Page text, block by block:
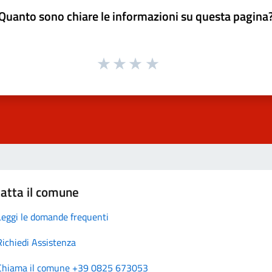
sono chiare le informazioni su questa
il comune
le domande frequenti
Assistenza
il comune +39 0825 673053